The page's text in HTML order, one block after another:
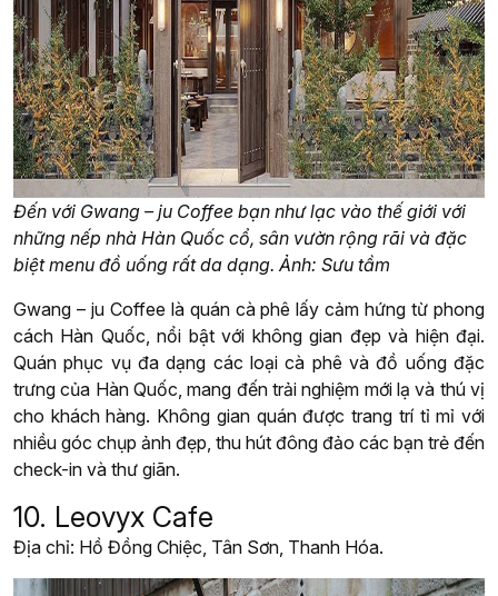
Đến với Gwang – ju Coffee bạn như lạc vào thế giới với
những nếp nhà Hàn Quốc cổ, sân vườn rộng rãi và đặc
biệt menu đồ uống rất da dạng. Ảnh: Sưu tầm
Gwang – ju Coffee là quán cà phê lấy cảm hứng từ phong
cách Hàn Quốc, nổi bật với không gian đẹp và hiện đại.
Quán phục vụ đa dạng các loại cà phê và đồ uống đặc
trưng của Hàn Quốc, mang đến trải nghiệm mới lạ và thú vị
cho khách hàng. Không gian quán được trang trí tỉ mỉ với
nhiều góc chụp ảnh đẹp, thu hút đông đảo các bạn trẻ đến
check-in và thư giãn.
10. Leovyx Cafe
Địa chỉ: Hồ Đồng Chiệc, Tân Sơn, Thanh Hóa.